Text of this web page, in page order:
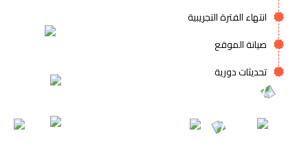
انتهاء الفترة التجريبية
صيانة الموقع
تحديثات دورية